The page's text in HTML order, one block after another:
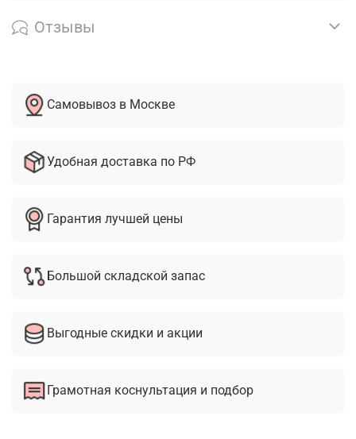
Отзывы
Самовывоз в Москве
Удобная доставка по РФ
Гарантия лучшей цены
Большой складской запас
Выгодные скидки и акции
Грамотная коснультация и подбор